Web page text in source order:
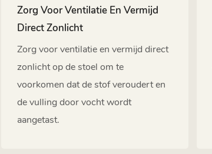
Zorg Voor Ventilatie En Vermijd
Direct Zonlicht
Zorg voor ventilatie en vermijd direct
zonlicht op de stoel om te
voorkomen dat de stof veroudert en
de vulling door vocht wordt
aangetast.